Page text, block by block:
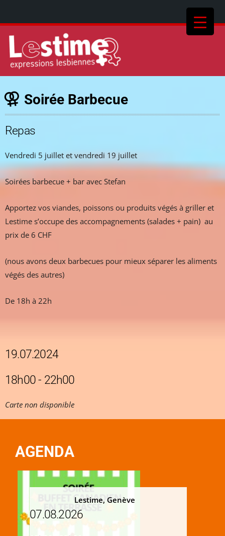
Soirée Barbecue
Repas
Vendredi 5 juillet et vendredi 19 juillet
Soirées barbecue + bar avec Stefan
Apportez vos viandes, poissons ou produits végés à griller et
Lestime s’occupe des accompagnements (salades + pain) au
prix de 6 CHF
(nous avons deux barbecues pour mieux séparer les aliments
végés des autres)
De 18h à 22h
19.07.2024
18h00 - 22h00
Carte non disponible
AGENDA
Lestime, Genève
07.08.2026